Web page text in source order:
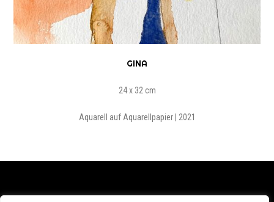
GINA
24 x 32 cm
Aquarell auf Aquarellpapier | 2021